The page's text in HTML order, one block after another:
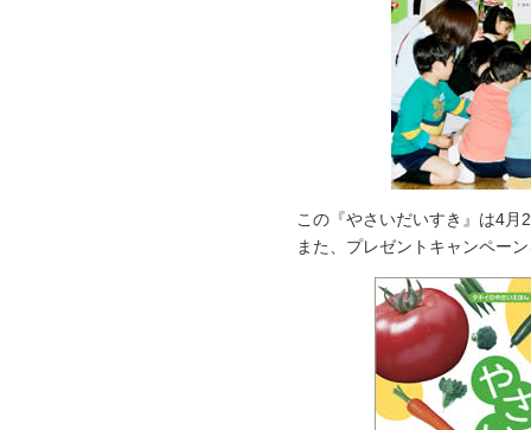
この『やさいだいすき』は4
また、プレゼントキャンペー